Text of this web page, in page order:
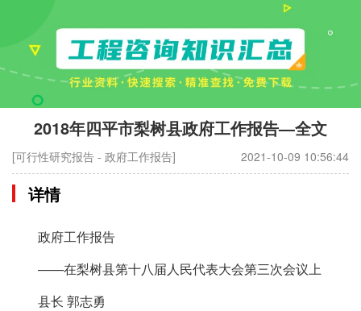
2018年四平市梨树县政府工作报告—全文
[可行性研究报告 - 政府工作报告] 2021-10-09 10:56:44
详情
政府工作报告
——在梨树县第十八届人民代表大会第三次会议上
县长 郭志勇